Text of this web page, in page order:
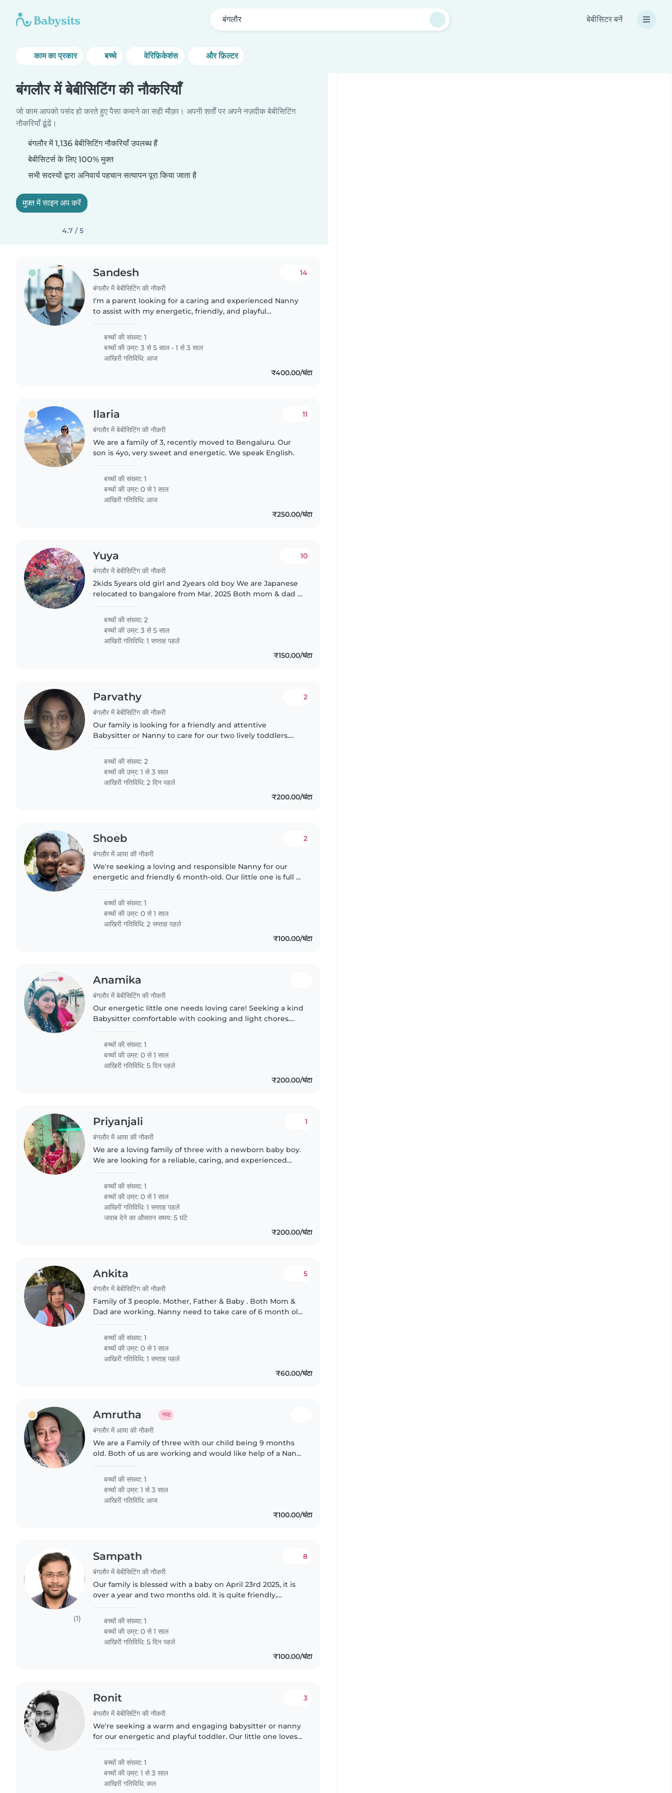
बंगलौर बेबीसिटर बनें
काम का प्रकार बच्चे वेरिफ़िकेशंस और फ़िल्टर
बंगलौर में बेबीसिटिंग की नौकरियाँ
जो काम आपको पसंद हो करते हुए पैसा कमाने का सही मौक़ा। अपनी शर्तों पर अपने नज़दीक बेबीसिटिंग
नौकरियाँ ढूंढें।
बंगलौर में 1,136 बेबीसिटिंग नौकरियाँ उपलब्ध हैं
बेबीसिटर्स के लिए 100% मुक्त
सभी सदस्यों द्वारा अनिवार्य पहचान सत्यापन पूरा किया जाता है
मुफ़्त में साइन अप करें
4.7 / 5
Sandesh
बंगलौर में बेबीसिटिंग की नौकरी
14
I'm a parent looking for a caring and experienced Nanny
to assist with my energetic, friendly, and playful
who can not only provide..
बच्चों की संख्या: 1
बच्चों की उम्र:3 से 5 साल •1 से 3 साल
आखिरी गतिविधि: आज
₹400.00/घंटा
Ilaria
बंगलौर में बेबीसिटिंग की नौकरी
11
We are a family of 3, recently moved to Bengaluru. Our
son is 4yo, very sweet and energetic. We speak English.
बच्चों की संख्या: 1
बच्चों की उम्र:0 से 1 साल
आखिरी गतिविधि: आज
₹250.00/घंटा
Yuya
बंगलौर में बेबीसिटिंग की नौकरी
10
2kids 5years old girl and 2years old boy We are Japanese
relocated to bangalore from Mar. 2025 Both mom & dad is
will take care..
बच्चों की संख्या: 2
बच्चों की उम्र:3 से 5 साल
आखिरी गतिविधि: 1 सप्ताह पहले
₹150.00/घंटा
Parvathy
बंगलौर में बेबीसिटिंग की नौकरी
2
Our family is looking for a friendly and attentive
Babysitter or Nanny to care for our two lively toddlers.
love exploring..
बच्चों की संख्या: 2
बच्चों की उम्र:1 से 3 साल
आखिरी गतिविधि: 2 दिन पहले
₹200.00/घंटा
Shoeb
बंगलौर में आया की नौकरी
2
We're seeking a loving and responsible Nanny for our
energetic and friendly 6 month-old. Our little one is full of
engage with them..
बच्चों की संख्या: 1
बच्चों की उम्र:0 से 1 साल
आखिरी गतिविधि: 2 सप्ताह पहले
₹100.00/घंटा
Anamika
बंगलौर में बेबीसिटिंग की नौकरी
Our energetic little one needs loving care! Seeking a kind
Babysitter comfortable with cooking and light chores.
बच्चों की संख्या: 1
बच्चों की उम्र:0 से 1 साल
आखिरी गतिविधि: 5 दिन पहले
₹200.00/घंटा
Priyanjali
बंगलौर में आया की नौकरी
1
We are a loving family of three with a newborn baby boy.
We are looking for a reliable, caring, and experienced
cleanliness,..
बच्चों की संख्या: 1
बच्चों की उम्र:0 से 1 साल
आखिरी गतिविधि: 1 सप्ताह पहले
जवाब देने का औसतन समय: 5 घंटे
₹200.00/घंटा
Ankita
बंगलौर में बेबीसिटिंग की नौकरी
5
Family of 3 people. Mother, Father & Baby . Both Mom &
Dad are working. Nanny need to take care of 6 month old
when baby is sleeping...
बच्चों की संख्या: 1
बच्चों की उम्र:0 से 1 साल
आखिरी गतिविधि: 1 सप्ताह पहले
₹60.00/घंटा
Amrutha नया
बंगलौर में आया की नौकरी
We are a Family of three with our child being 9 months
old. Both of us are working and would like help of a Nany
बच्चों की संख्या: 1
बच्चों की उम्र:1 से 3 साल
आखिरी गतिविधि: आज
₹100.00/घंटा
(1)
Sampath
बंगलौर में बेबीसिटिंग की नौकरी
8
Our family is blessed with a baby on April 23rd 2025, it is
over a year and two months old. It is quite friendly,
flat at..
बच्चों की संख्या: 1
बच्चों की उम्र:0 से 1 साल
आखिरी गतिविधि: 5 दिन पहले
₹100.00/घंटा
Ronit
बंगलौर में बेबीसिटिंग की नौकरी
3
We're seeking a warm and engaging babysitter or nanny
for our energetic and playful toddler. Our little one loves
someone who can..
बच्चों की संख्या: 1
बच्चों की उम्र:1 से 3 साल
आखिरी गतिविधि: कल